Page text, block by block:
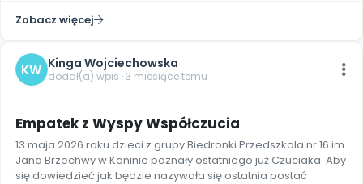
Pomoc
Zobacz więcej
KW Kinga Wojciechowska
dodał(a) wpis · 3 miesiące temu
Empatek z Wyspy Współczucia
13 maja 2026 roku dzieci z grupy Biedronki Przedszkola nr 16 im.
Jana Brzechwy w Koninie poznały ostatniego już Czuciaka. Aby
się dowiedzieć jak będzie nazywała się ostatnia postać